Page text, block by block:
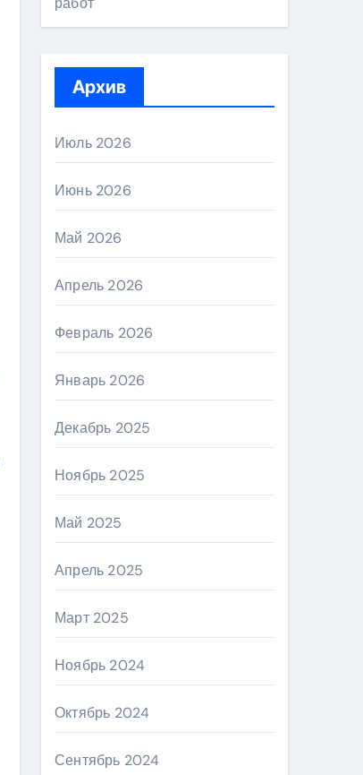
Архив
Июль 2026
Июнь 2026
Май 2026
Апрель 2026
Февраль 2026
Январь 2026
Декабрь 2025
Ноябрь 2025
Май 2025
Апрель 2025
Март 2025
Ноябрь 2024
Октябрь 2024
Сентябрь 2024